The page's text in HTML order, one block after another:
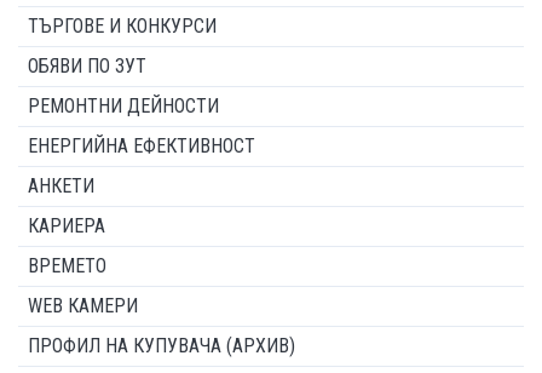
ТЪРГОВЕ И КОНКУРСИ
ОБЯВИ ПО ЗУТ
РЕМОНТНИ ДЕЙНОСТИ
ЕНЕРГИЙНА ЕФЕКТИВНОСТ
АНКЕТИ
КАРИЕРА
ВРЕМЕТО
WEB КАМЕРИ
ПРОФИЛ НА КУПУВАЧА (АРХИВ)